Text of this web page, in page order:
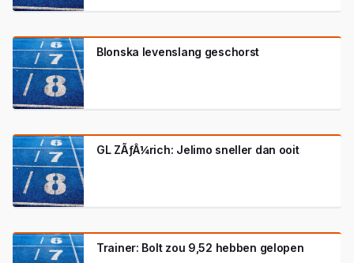
Blonska levenslang geschorst
GL ZÃƒÂ¼rich: Jelimo sneller dan ooit
Trainer: Bolt zou 9,52 hebben gelopen